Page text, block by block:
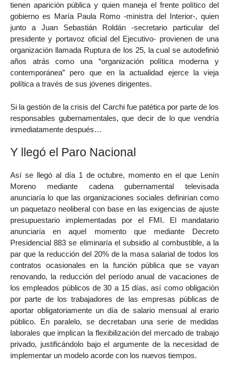
tienen aparición pública y quien maneja el frente político del
gobierno es María Paula Romo -ministra del Interior-, quien
junto a Juan Sebastián Roldán -secretario particular del
presidente y portavoz oficial del Ejecutivo- provienen de una
organización llamada Ruptura de los 25, la cual se autodefinió
años atrás como una “organización política moderna y
contemporánea” pero que en la actualidad ejerce la vieja
política a través de sus jóvenes dirigentes.
Si la gestión de la crisis del Carchi fue patética por parte de los
responsables gubernamentales, que decir de lo que vendría
inmediatamente después…
Y llegó el Paro Nacional
Así se llegó al día 1 de octubre, momento en el que Lenín
Moreno mediante cadena gubernamental televisada
anunciaría lo que las organizaciones sociales definirían como
un paquetazo neoliberal con base en las exigencias de ajuste
presupuestario implementadas por el FMI. El mandatario
anunciaría en aquel momento que mediante Decreto
Presidencial 883 se eliminaría el subsidio al combustible, a la
par que la reducción del 20% de la masa salarial de todos los
contratos ocasionales en la función pública que se vayan
renovando, la reducción del período anual de vacaciones de
los empleados públicos de 30 a 15 días, así como obligación
por parte de los trabajadores de las empresas públicas de
aportar obligatoriamente un día de salario mensual al erario
público. En paralelo, se decretaban una serie de medidas
laborales que implican la flexibilización del mercado de trabajo
privado, justificándolo bajo el argumente de la necesidad de
implementar un modelo acorde con los nuevos tiempos.